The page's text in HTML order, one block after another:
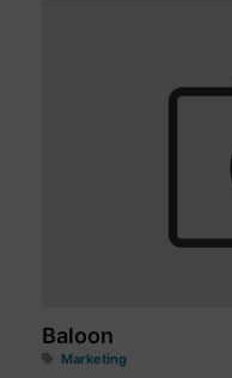
Baloon
Marketing